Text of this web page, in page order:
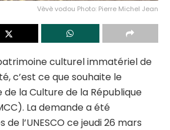
Vèvè vodou Photo: Pierre Michel Jean
culturel immatériel de
c’est ce que souhaite le
de la Culture de la République
La demande a été
l’UNESCO ce jeudi 26 mars